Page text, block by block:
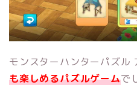
モンスターハンターパズル
も楽しめるパズルゲームで